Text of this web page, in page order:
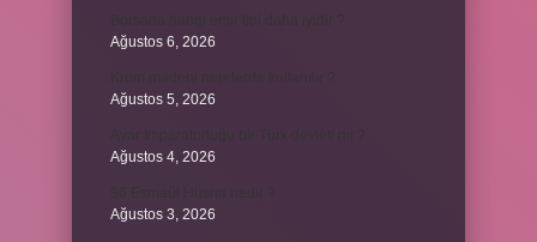
Ağustos 6, 2026
Ağustos 5, 2026
Ağustos 4, 2026
Ağustos 3, 2026